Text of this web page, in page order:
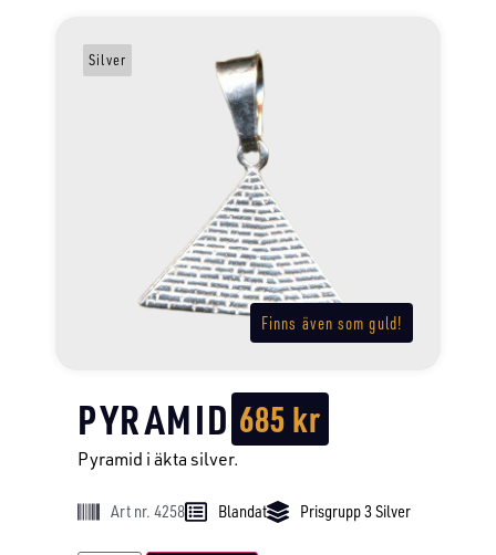
Finns även som guld!
Silver
PYRAMID 685kr
Pyramid i äkta silver.
Art nr. 4258 Blandat Prisgrupp 3 Silver